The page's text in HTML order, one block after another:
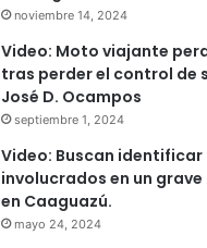
noviembre 14, 2024
Video: Moto viajante
tras perder el control de
José D. Ocampos
septiembre 1, 2024
Video: Buscan identificar
involucrados en un
en Caaguazú.
mayo 24, 2024